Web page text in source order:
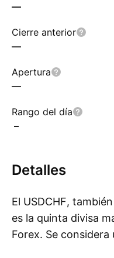
—
Cierre anterior
—
Apertura
—
Rango del día
–
Detalles
El USDCHF,
es la quinta divisa
Forex. Se